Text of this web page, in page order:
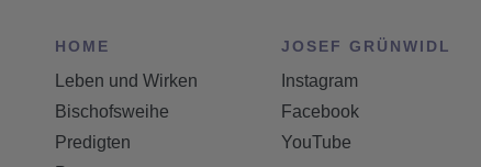
HOME
Leben und Wirken
Bischofsweihe
Predigten
JOSEF GRÜNWIDL
Instagram
Facebook
YouTube